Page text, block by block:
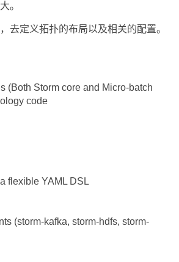
。
定义拓扑的布局以及相关的配置。
Storm core and Micro-batch
code
flexible YAML DSL
(storm-kafka, storm-hdfs, storm-